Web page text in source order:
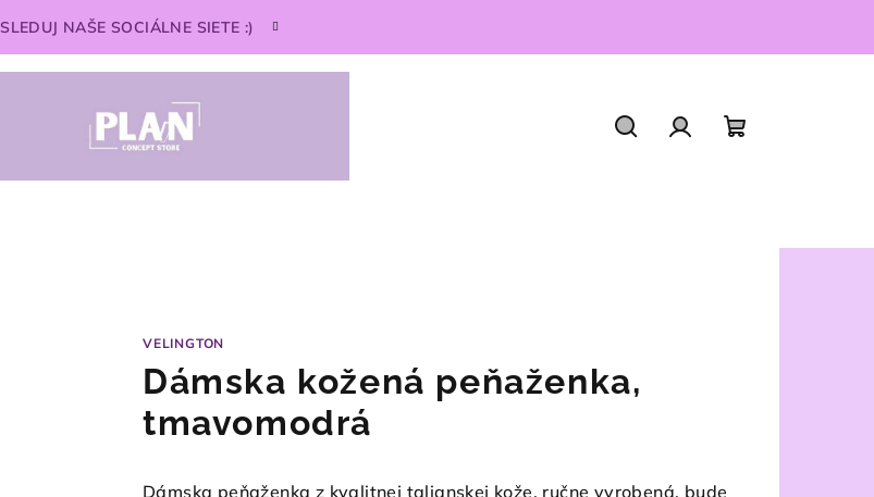
SLEDUJ NAŠE SOCIÁLNE SIETE :)
VELINGTON
Dámska kožená peňaženka,
tmavomodrá
Dámska peňaženka z kvalitnej talianskej kože, ručne vyrobená, bude